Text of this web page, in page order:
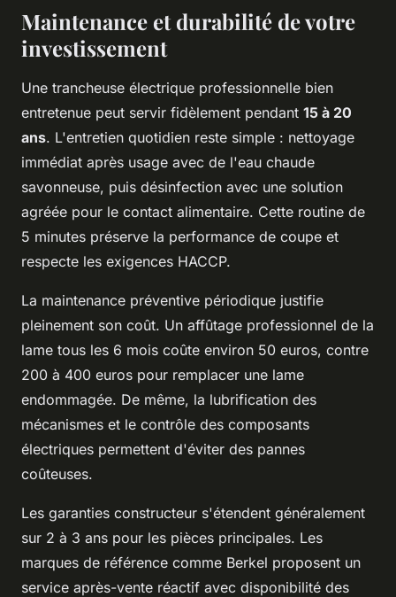
Maintenance et durabilité de votre
investissement
Une trancheuse électrique professionnelle bien
entretenue peut servir fidèlement pendant 15 à 20
ans. L'entretien quotidien reste simple : nettoyage
immédiat après usage avec de l'eau chaude
savonneuse, puis désinfection avec une solution
agréée pour le contact alimentaire. Cette routine de
5 minutes préserve la performance de coupe et
respecte les exigences HACCP.
La maintenance préventive périodique justifie
pleinement son coût. Un affûtage professionnel de la
lame tous les 6 mois coûte environ 50 euros, contre
200 à 400 euros pour remplacer une lame
endommagée. De même, la lubrification des
mécanismes et le contrôle des composants
électriques permettent d'éviter des pannes
coûteuses.
Les garanties constructeur s'étendent généralement
sur 2 à 3 ans pour les pièces principales. Les
marques de référence comme Berkel proposent un
service après-vente réactif avec disponibilité des